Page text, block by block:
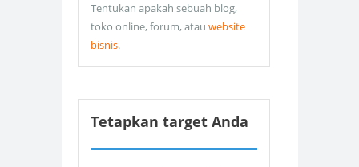
Tentukan apakah sebuah blog,
toko online, forum, atau website
bisnis.
Tetapkan target Anda